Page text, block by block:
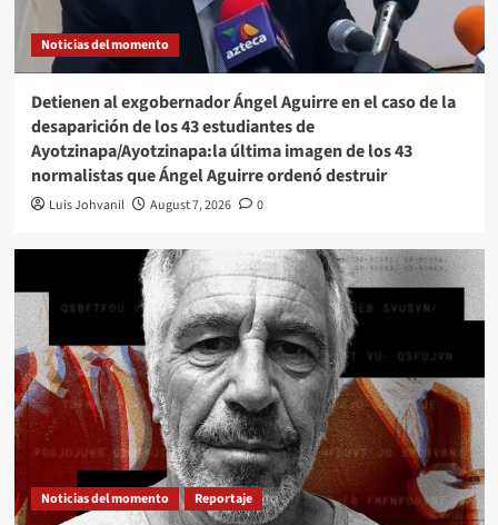
Noticias del momento
Detienen al exgobernador Ángel Aguirre en el caso de la
desaparición de los 43 estudiantes de
Ayotzinapa/Ayotzinapa:la última imagen de los 43
normalistas que Ángel Aguirre ordenó destruir
Luis Johvanil August 7, 2026 0
Noticias del momento Reportaje